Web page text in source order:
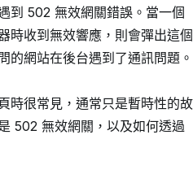
到 502 無效網關錯誤。當一個
時收到無效響應，則會彈出這個
的網站在後台遇到了通訊問題。
時很常見，通常只是暫時性的故
502 無效網關，以及如何透過